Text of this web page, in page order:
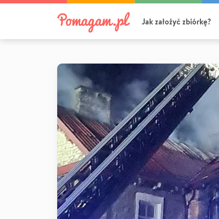
Jak założyć zbiórkę?